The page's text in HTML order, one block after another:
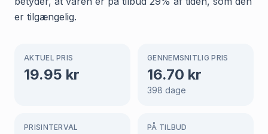
er tilgængelig.
AKTUEL PRIS
19.95 kr
GENNEMSNITLIG PRIS
16.70 kr
398 dage
PRISINTERVAL PÅ TILBUD